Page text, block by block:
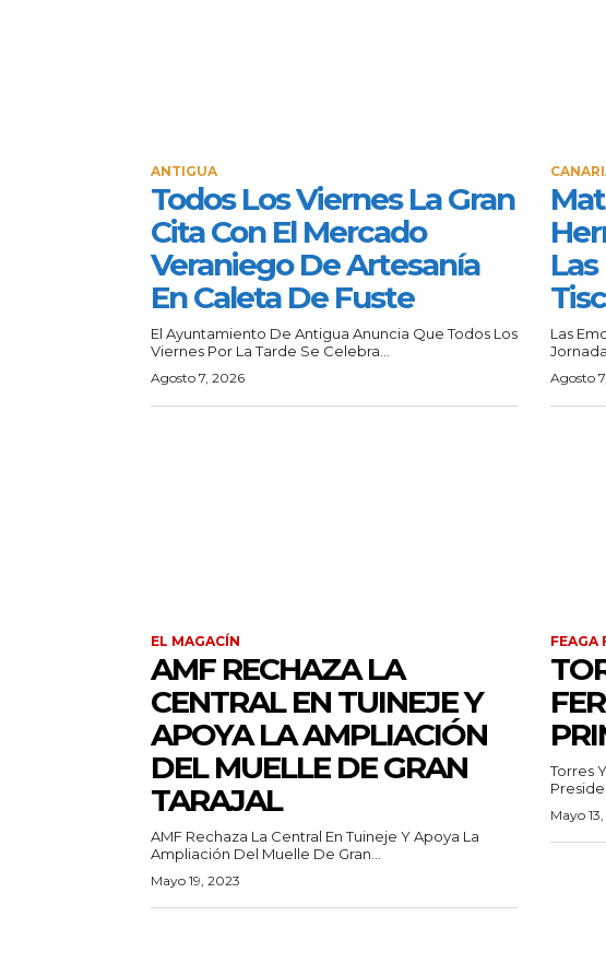
ANTIGUA
Todos Los Viernes La Gran
Cita Con El Mercado
Veraniego De Artesanía
En Caleta De Fuste
El Ayuntamiento De Antigua Anuncia Que Todos Los
Viernes Por La Tarde Se Celebra...
Agosto 7, 2026
Las
Agosto
EL MAGACÍN
AMF RECHAZA LA
CENTRAL EN TUINEJE Y
APOYA LA AMPLIACIÓN
DEL MUELLE DE GRAN
TARAJAL
AMF Rechaza La Central En Tuineje Y Apoya La
Ampliación Del Muelle De Gran...
Mayo 19, 2023
FEAGA
Torres
Mayo